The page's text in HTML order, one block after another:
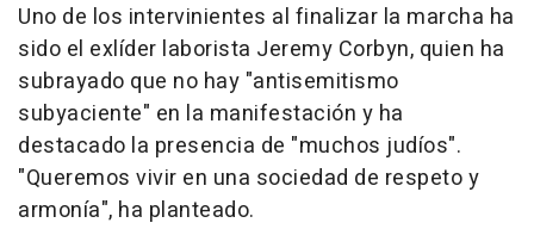
Uno de los intervinientes al finalizar la marcha ha
sido el exlíder laborista Jeremy Corbyn, quien ha
subrayado que no hay "antisemitismo
subyaciente" en la manifestación y ha
destacado la presencia de "muchos judíos".
"Queremos vivir en una sociedad de respeto y
armonía", ha planteado.